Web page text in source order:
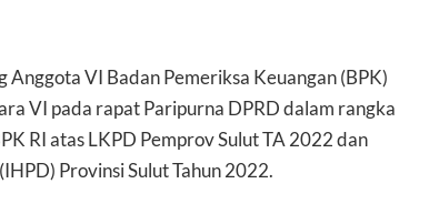
VI Badan Pemeriksa Keuangan (BPK)
VI pada rapat Paripurna DPRD dalam rangka
RI atas LKPD Pemprov Sulut TA 2022 dan
Provinsi Sulut Tahun 2022.